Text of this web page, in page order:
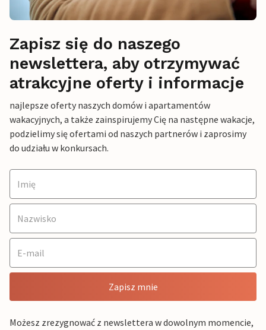
Zapisz się do naszego
newslettera, aby otrzymywać
atrakcyjne oferty i informacje
najlepsze oferty naszych domów i apartamentów
wakacyjnych, a także zainspirujemy Cię na następne wakacje,
podzielimy się ofertami od naszych partnerów i zaprosimy
do udziału w konkursach.
Zapisz mnie
Możesz zrezygnować z newslettera w dowolnym momencie,